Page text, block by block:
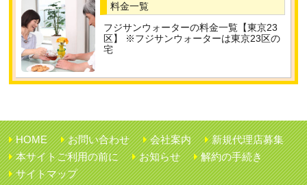
料金一覧
フジサンウォーターの料金一覧【東京23
区】 ※フジサンウォーターは東京23区の
宅
HOME お問い合わせ 会社案内
新規代理店募集
本サイトご利用の前に
お知らせ
解約の手続き
サイトマップ